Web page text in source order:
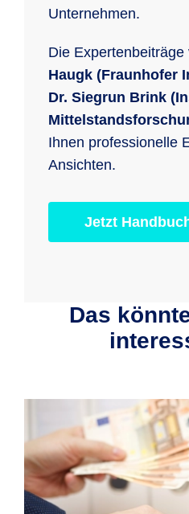
Unternehmen.
Die Expertenbeiträge
Haugk (Fraunhofer
Dr. Siegrun Brink
Ihnen professionelle
Ansichten.
Jetzt
Das